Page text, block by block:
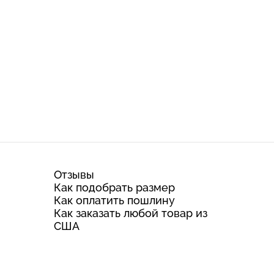
Отзывы
Как подобрать размер
Как оплатить пошлину
Как заказать любой товар из
США